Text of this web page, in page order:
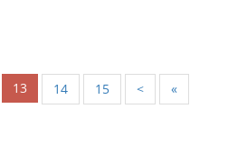
13 14 15 > »